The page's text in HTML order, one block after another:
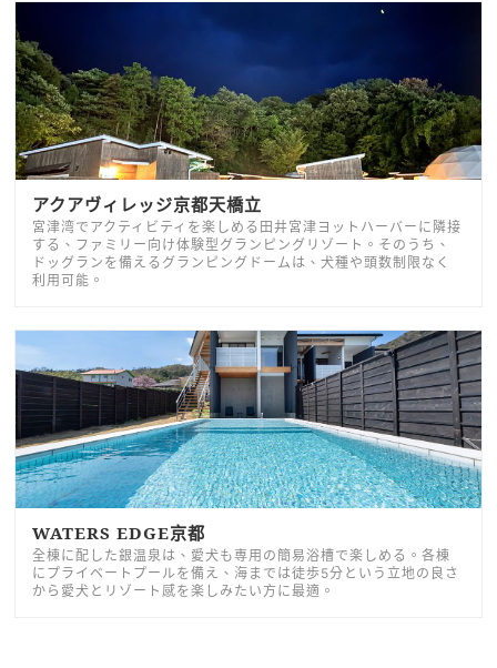
アクアヴィレッジ京都天橋立
宮津湾でアクティビティを楽しめる田井宮津ヨットハーバーに隣接
する、ファミリー向け体験型グランピングリゾート。そのうち、
ドッグランを備えるグランピングドームは、犬種や頭数制限なく
利用可能。
WATERS EDGE京都
全棟に配した銀温泉は、愛犬も専用の簡易浴槽で楽しめる。各棟
にプライベートプールを備え、海までは徒歩5分という立地の良さ
から愛犬とリゾート感を楽しみたい方に最適。